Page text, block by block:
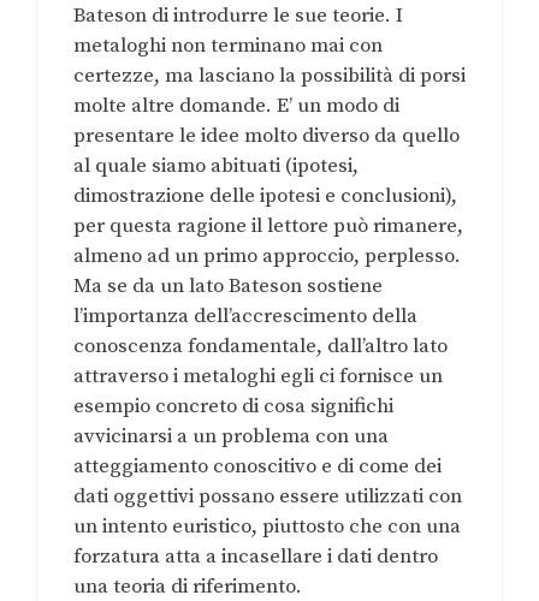
Bateson di introdurre le sue teorie. I
metaloghi non terminano mai con
certezze, ma lasciano la possibilità di porsi
molte altre domande. E’ un modo di
presentare le idee molto diverso da quello
al quale siamo abituati (ipotesi,
dimostrazione delle ipotesi e conclusioni),
per questa ragione il lettore può rimanere,
almeno ad un primo approccio, perplesso.
Ma se da un lato Bateson sostiene
l’importanza dell’accrescimento della
conoscenza fondamentale, dall’altro lato
attraverso i metaloghi egli ci fornisce un
esempio concreto di cosa significhi
avvicinarsi a un problema con una
atteggiamento conoscitivo e di come dei
dati oggettivi possano essere utilizzati con
un intento euristico, piuttosto che con una
forzatura atta a incasellare i dati dentro
una teoria di riferimento.